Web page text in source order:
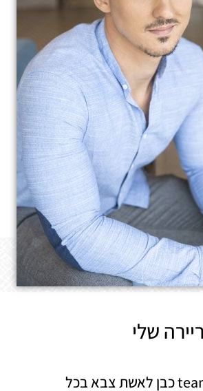
שלי
אני team player כבן לאשת צבא בכל